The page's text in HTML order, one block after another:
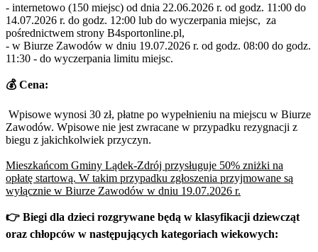
- internetowo (150 miejsc) od dnia 22.06.2026 r. od godz. 11:00 do
14.07.2026 r. do godz. 12:00 lub do wyczerpania miejsc, za
pośrednictwem strony B4sportonline.pl,
- w Biurze Zawodów w dniu 19.07.2026 r. od godz. 08:00 do godz.
11:30 - do wyczerpania limitu miejsc.
💰 Cena:
Wpisowe wynosi 30 zł, płatne po wypełnieniu na miejscu w Biurze
Zawodów. Wpisowe nie jest zwracane w przypadku rezygnacji z
biegu z jakichkolwiek przyczyn.
Mieszkańcom Gminy Lądek-Zdrój przysługuje 50% zniżki na
opłatę startową. W takim przypadku zgłoszenia przyjmowane są
wyłącznie w Biurze Zawodów w dniu 19.07.2026 r.
👉 Biegi dla dzieci rozgrywane będą w klasyfikacji dziewcząt
oraz chłopców w następujących kategoriach wiekowych: